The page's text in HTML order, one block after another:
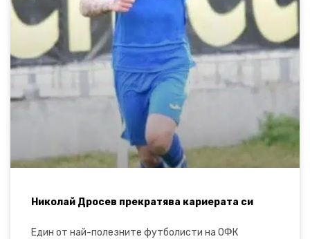
Николай Дросев прекратява кариерата си
Един от най-полезните футболисти на ОФК